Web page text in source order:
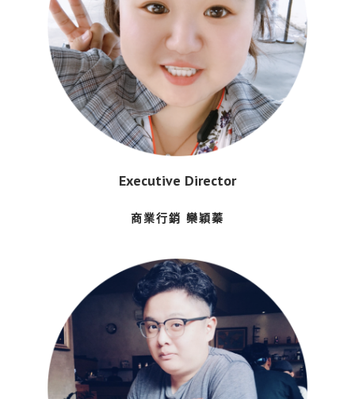
Executive Director
商業行銷 欒穎蓁